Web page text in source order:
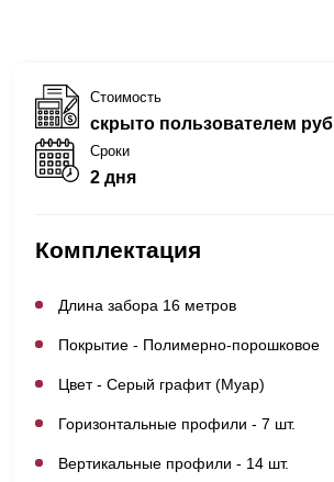
Стоимость
скрыто пользователем руб
Сроки
2 дня
Комплектация
Длина забора 16 метров
Покрытие - Полимерно-порошковое
Цвет - Серый графит (Муар)
Горизонтальные профили - 7 шт.
Вертикальные профили - 14 шт.